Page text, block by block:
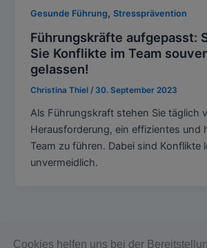
Cookies helfen uns bei der
Gesunde Führung,Stressprävention
Führungskräfte aufgepasst:
Sie Konflikte im Team
gelassen!
Christina Thiel/ 30. September 2023
Als Führungskraft stehen Sie täglich
Herausforderung, ein effizientes und
Team zu führen. Dabei sind Konflikte
unvermeidlich.
Datenschutz